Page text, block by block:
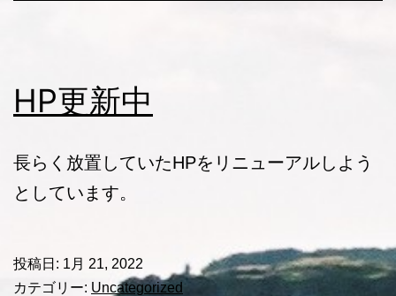
HP更新中
長らく放置していたHPをリニューアルしよう
としています。
投稿日: 1月 21, 2022
カテゴリー: Uncategorized